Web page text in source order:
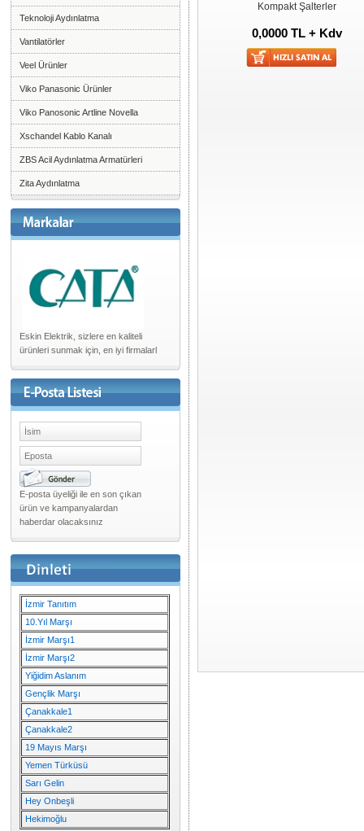
Teknoloji Aydınlatma
Vantilatörler
Veel Ürünler
Viko Panasonic Ürünler
Viko Panosonic Artline Novella
Xschandel Kablo Kanalı
ZBS Acil Aydınlatma Armatürleri
Zita Aydınlatma
Eskin Elektrik, sizlere en kaliteli
ürünleri sunmak için, en iyi firmalarl
E-posta üyeliği ile en son çıkan
ürün ve kampanyalardan
haberdar olacaksınız
İzmir Tanıtım
10.Yıl Marşı
İzmir Marşı1
İzmir Marşı2
Yiğidim Aslanım
Gençlik Marşı
Çanakkale1
Çanakkale2
19 Mayıs Marşı
Yemen Türküsü
Sarı Gelin
Hey Onbeşli
Hekimoğlu
Kompakt Şalterler
0,0000 TL + Kdv